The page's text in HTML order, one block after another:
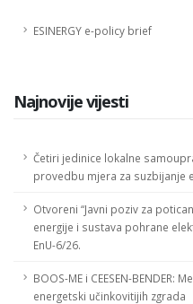
ESINERGY e-policy brief
Najnovije vijesti
Četiri jedinice lokalne
provedbu mjera za suzbijanje
Otvoreni “Javni poziv za
energije i sustava pohrane
EnU-6/26.
BOOS-ME i CEESEN-
energetski učinkovitijih zgrada